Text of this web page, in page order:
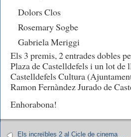
Dolors Clos
Rosemary Sogbe
Gabriela Meriggi
Els 3 premis, 2 entrades dobles
Plaza de Castelldefels i un lot de
Castelldefels Cultura
Ramon Fernàndez Jurado de
Enhorabona!
Els increïbles 2 al Cicle de cinema